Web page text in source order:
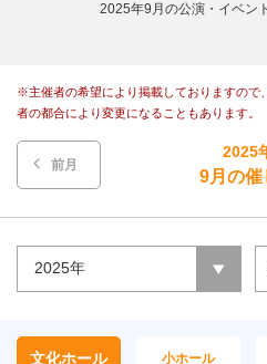
2025年9月の公演・イベン
※主催者の希望により掲載しておりますので
者の都合により変更になることもあります。
前月
2025
9月の催
2025年
文化ホール 小ホール